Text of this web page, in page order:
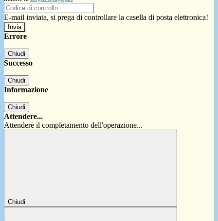
E-mail inviata, si prega di controllare la casella di posta elettronica!
Errore
Chiudi
Successo
Chiudi
Informazione
Chiudi
Attendere...
Attendere il completamento dell'operazione...
Chiudi